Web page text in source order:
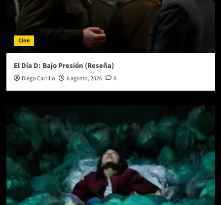
Cine
El Día D: Bajo Presión (Reseña)
Diego Carrillo 6 agosto, 2026 0